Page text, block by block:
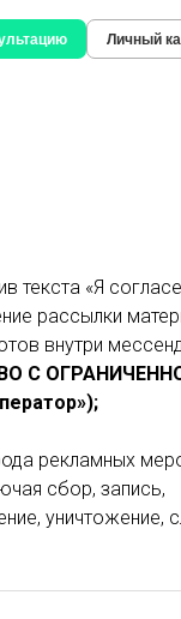
Личный
текста «Я
рассылки
внутри
С
рекламных
сбор, запись,
уничтожение,